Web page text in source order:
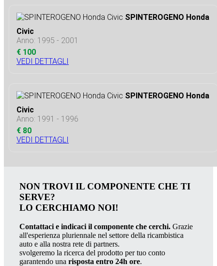
SPINTEROGENO Honda
Civic
Anno: 1995 - 2001
€ 100
VEDI DETTAGLI
SPINTEROGENO Honda
Civic
Anno: 1991 - 1996
€ 80
VEDI DETTAGLI
NON TROVI IL COMPONENTE CHE TI
SERVE?
LO CERCHIAMO NOI!
Contattaci e indicaci il componente che cerchi. Grazie
all'esperienza pluriennale nel settore della ricambistica
auto e alla nostra rete di partners.
svolgeremo la ricerca del prodotto per tuo conto
garantendo una risposta entro 24h ore.